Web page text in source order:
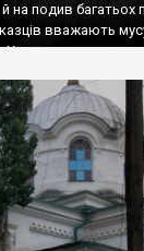
на подив багатьох
вважають
Христа